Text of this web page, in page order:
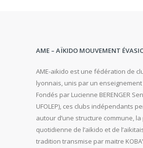
AME – AÏKIDO MOUVEMENT
AME-aikido est une fédération de
lyonnais, unis par un enseignement
Fondés par Lucienne BERENGER
UFOLEP), ces clubs indépendants
autour d’une structure commune,
quotidienne de l’aïkido et de
tradition transmise par maitre